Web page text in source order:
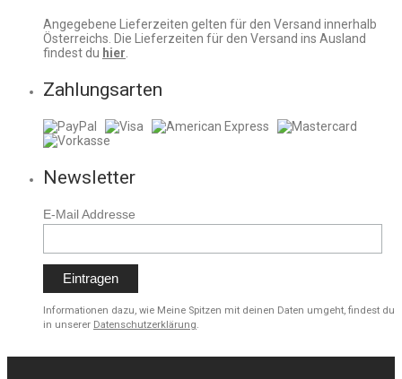
Angegebene Lieferzeiten gelten für den Versand innerhalb
Österreichs. Die Lieferzeiten für den Versand ins Ausland
findest du hier.
Zahlungsarten
Newsletter
E-Mail Addresse
Informationen dazu, wie Meine Spitzen mit deinen Daten umgeht, findest du
in unserer Datenschutzerklärung.